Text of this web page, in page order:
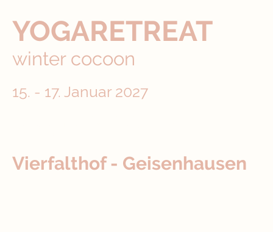
YOGARETREAT
winter cocoon
15. - 17. Januar 2027
Vierfalthof - Geisenhausen